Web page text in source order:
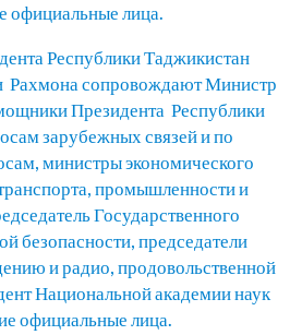
официальные лица.
Республики Таджикистан
Рахмона сопровождают Министр
Президента Республики
зарубежных связей и по
министры экономического
промышленности и
Государственного
безопасности, председатели
и радио, продовольственной
Национальной академии наук
официальные лица.